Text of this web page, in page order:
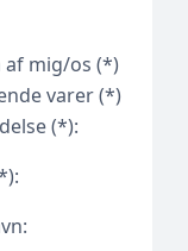
mig/os (*)
varer (*)
(*):